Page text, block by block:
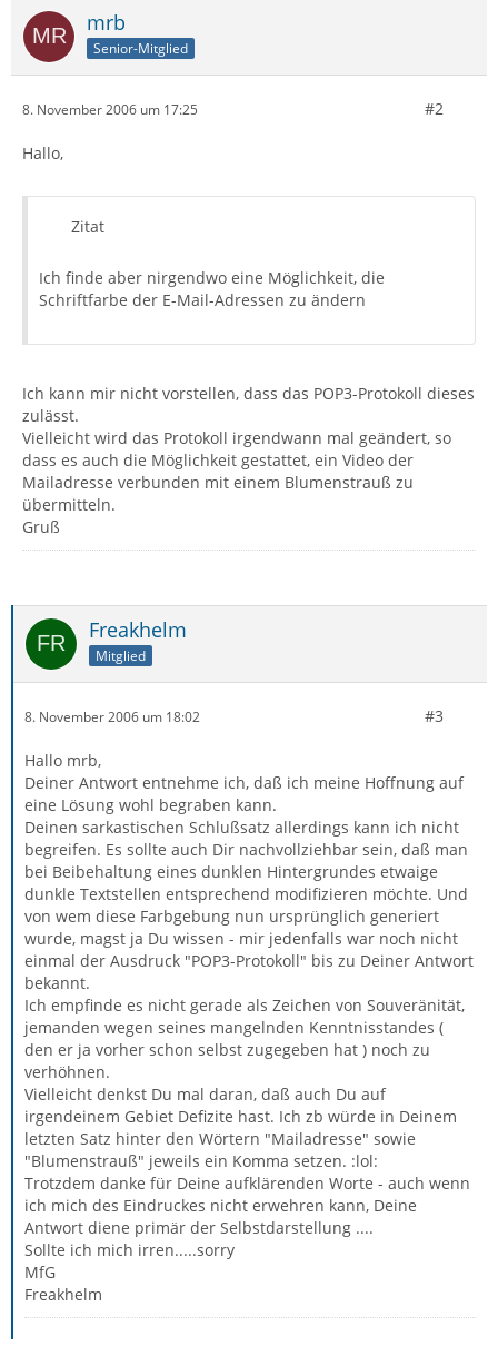
mrb
Senior-Mitglied
8. November 2006 um 17:25 #2
Hallo,
Zitat
Ich finde aber nirgendwo eine Möglichkeit, die
Schriftfarbe der E-Mail-Adressen zu ändern
Ich kann mir nicht vorstellen, dass das POP3-Protokoll dieses
zulässt.
Vielleicht wird das Protokoll irgendwann mal geändert, so
dass es auch die Möglichkeit gestattet, ein Video der
Mailadresse verbunden mit einem Blumenstrauß zu
übermitteln.
Gruß
Freakhelm
Mitglied
8. November 2006 um 18:02 #3
Hallo mrb,
Deiner Antwort entnehme ich, daß ich meine Hoffnung auf
eine Lösung wohl begraben kann.
Deinen sarkastischen Schlußsatz allerdings kann ich nicht
begreifen. Es sollte auch Dir nachvollziehbar sein, daß man
bei Beibehaltung eines dunklen Hintergrundes etwaige
dunkle Textstellen entsprechend modifizieren möchte. Und
von wem diese Farbgebung nun ursprünglich generiert
wurde, magst ja Du wissen - mir jedenfalls war noch nicht
einmal der Ausdruck "POP3-Protokoll" bis zu Deiner Antwort
bekannt.
Ich empfinde es nicht gerade als Zeichen von Souveränität,
jemanden wegen seines mangelnden Kenntnisstandes (
den er ja vorher schon selbst zugegeben hat ) noch zu
verhöhnen.
Vielleicht denkst Du mal daran, daß auch Du auf
irgendeinem Gebiet Defizite hast. Ich zb würde in Deinem
letzten Satz hinter den Wörtern "Mailadresse" sowie
"Blumenstrauß" jeweils ein Komma setzen. :lol:
Trotzdem danke für Deine aufklärenden Worte - auch wenn
ich mich des Eindruckes nicht erwehren kann, Deine
Antwort diene primär der Selbstdarstellung ....
Sollte ich mich irren.....sorry
MfG
Freakhelm